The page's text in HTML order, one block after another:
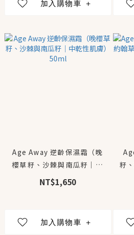
Age Away 逆齡保濕霜（晚
櫻草籽、沙棘與南瓜籽｜中
乾性肌膚）50ml
NT$1,650
籽